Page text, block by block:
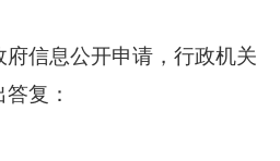
信息公开申请，行政机关
复：